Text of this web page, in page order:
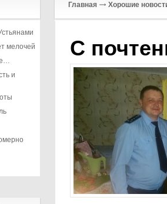
мелочей
и
Главная Хорошие
С